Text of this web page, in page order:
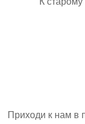
Приходи к нам в